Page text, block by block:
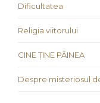
Dificultatea
Religia viitorului
CINE ȚINE PÂINEA
Despre misteriosul